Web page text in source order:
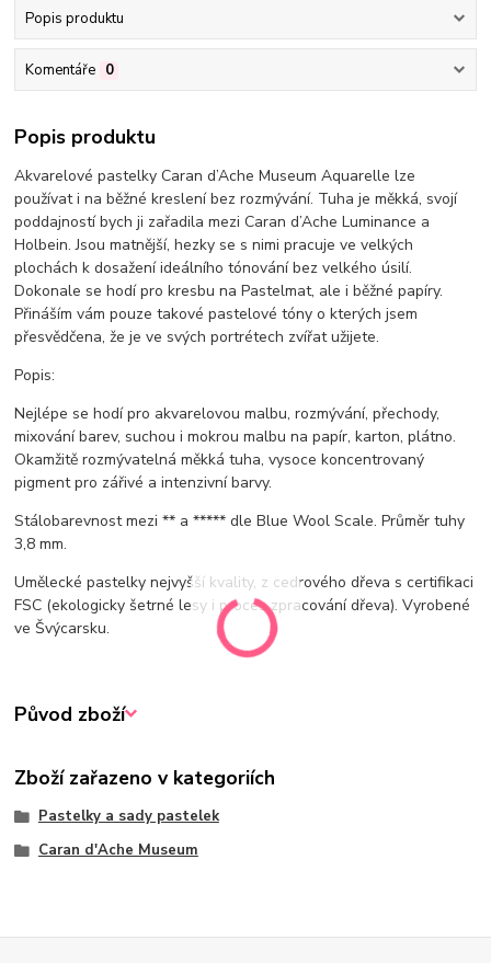
Popis produktu
Komentáře 0
Popis produktu
Akvarelové pastelky Caran d’Ache Museum Aquarelle lze
používat i na běžné kreslení bez rozmývání. Tuha je měkká, svojí
poddajností bych ji zařadila mezi Caran d’Ache Luminance a
Holbein. Jsou matnější, hezky se s nimi pracuje ve velkých
plochách k dosažení ideálního tónování bez velkého úsilí.
Dokonale se hodí pro kresbu na Pastelmat, ale i běžné papíry.
Přináším vám pouze takové pastelové tóny o kterých jsem
přesvědčena, že je ve svých portrétech zvířat užijete.
Popis:
Nejlépe se hodí pro akvarelovou malbu, rozmývání, přechody,
mixování barev, suchou i mokrou malbu na papír, karton, plátno.
Okamžitě rozmývatelná měkká tuha, vysoce koncentrovaný
pigment pro zářivé a intenzivní barvy.
Stálobarevnost mezi ** a ***** dle Blue Wool Scale. Průměr tuhy
3,8 mm.
Umělecké pastelky nejvyšší kvality, z cedrového dřeva s certifikaci
FSC (ekologicky šetrné lesy i proces zpracování dřeva). Vyrobené
ve Švýcarsku.
Původ zboží
Zboží zařazeno v kategoriích
Pastelky a sady pastelek
Caran d'Ache Museum